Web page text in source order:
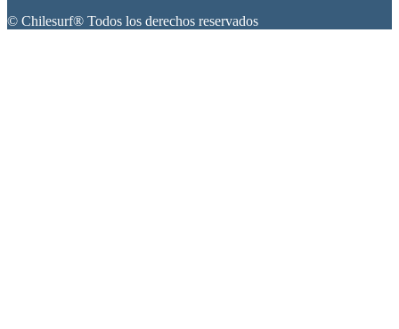
© Chilesurf® Todos los derechos reservados